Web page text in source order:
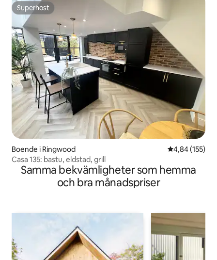
Superhost
Superhost
Boende i Ringwood 4,84 av 5 i
4,84 (155)
Casa 135: bastu, eldstad, grill
Samma bekvämligheter som hemma
och bra månadspriser